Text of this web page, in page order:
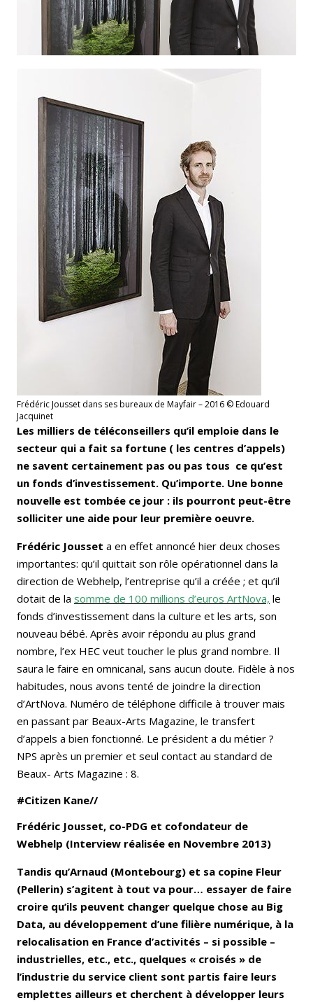
Frédéric Jousset dans ses bureaux de Mayfair – 2016 © Edouard
Jacquinet
Les milliers de téléconseillers qu’il emploie dans le
secteur qui a fait sa fortune ( les centres d’appels)
ne savent certainement pas ou pas tous ce qu’est
un fonds d’investissement. Qu’importe. Une bonne
nouvelle est tombée ce jour : ils pourront peut-être
solliciter une aide pour leur première oeuvre.
Frédéric Jousset a en effet annoncé hier deux choses
importantes: qu’il quittait son rôle opérationnel dans la
direction de Webhelp, l’entreprise qu’il a créée ; et qu’il
dotait de la somme de 100 millions d’euros ArtNova, le
fonds d’investissement dans la culture et les arts, son
nouveau bébé. Après avoir répondu au plus grand
nombre, l’ex HEC veut toucher le plus grand nombre. Il
saura le faire en omnicanal, sans aucun doute. Fidèle à nos
habitudes, nous avons tenté de joindre la direction
d’ArtNova. Numéro de téléphone difficile à trouver mais
en passant par Beaux-Arts Magazine, le transfert
d’appels a bien fonctionné. Le président a du métier ?
NPS après un premier et seul contact au standard de
Beaux- Arts Magazine : 8.
#Citizen Kane//
Frédéric Jousset, co-PDG et cofondateur de
Webhelp (Interview réalisée en Novembre 2013)
Tandis qu’Arnaud (Montebourg) et sa copine Fleur
(Pellerin) s’agitent à tout va pour… essayer de faire
croire qu’ils peuvent changer quelque chose au Big
Data, au développement d’une filière numérique, à la
relocalisation en France d’activités – si possible –
industrielles, etc., etc., quelques « croisés » de
l’industrie du service client sont partis faire leurs
emplettes ailleurs et cherchent à développer leurs